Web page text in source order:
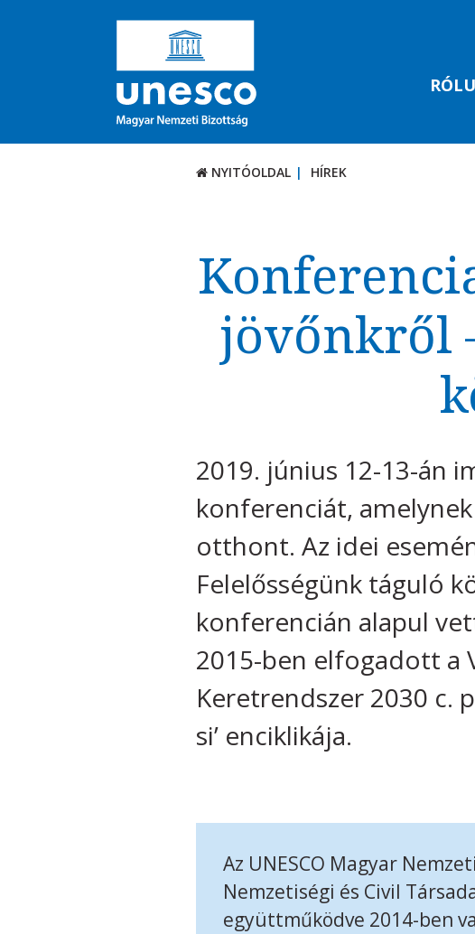
NYITÓOLDAL HÍREK
jövőnkről
2019. június 12-13-án
konferenciát,
otthont. Az idei
Felelősségünk táguló
konferencián alapul
2015-ben elfogadott a
Keretrendszer 2030 c.
si’ enciklikája.
Az UNESCO Magyar
Nemzetiségi és Civil
együttműködve 2014-ben